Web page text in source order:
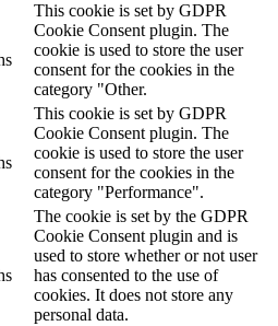
This cookie is set by GDPR
Cookie Consent plugin. The
cookie is used to store the user
consent for the cookies in the
category "Other.
This cookie is set by GDPR
Cookie Consent plugin. The
cookie is used to store the user
consent for the cookies in the
category "Performance".
The cookie is set by the GDPR
Cookie Consent plugin and is
used to store whether or not user
has consented to the use of
cookies. It does not store any
personal data.